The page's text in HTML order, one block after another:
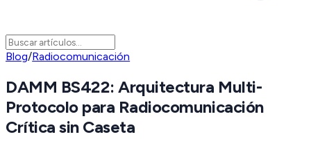
Blog/Radiocomunicación
DAMM BS422: Arquitectura Multi-
Protocolo para Radiocomunicación
Crítica sin Caseta